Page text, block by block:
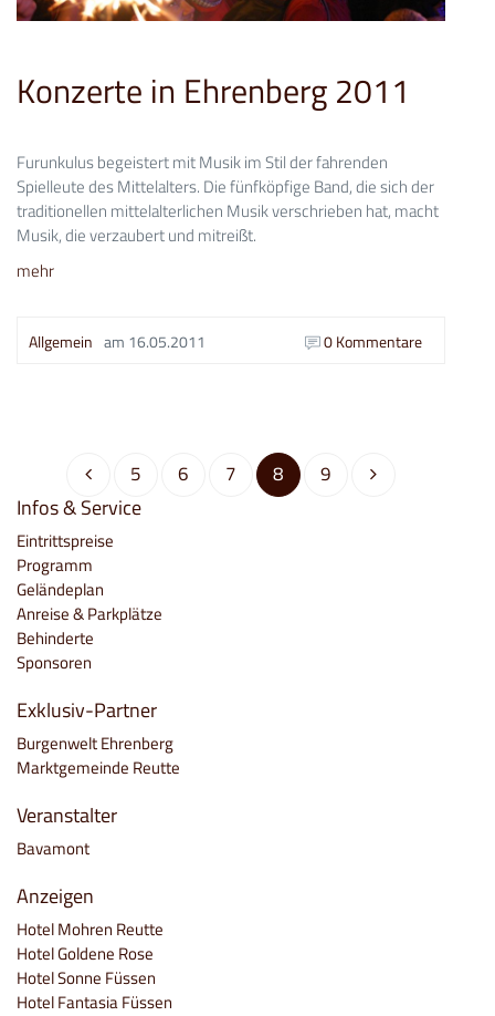
Konzerte in Ehrenberg 2011
Furunkulus begeistert mit Musik im Stil der fahrenden
Spielleute des Mittelalters. Die fünfköpfige Band, die sich der
traditionellen mittelalterlichen Musik verschrieben hat, macht
Musik, die verzaubert und mitreißt.
mehr
Allgemein am 16.05.2011 0 Kommentare
5 6 7 8 9
Infos & Service
Eintrittspreise
Programm
Geländeplan
Anreise & Parkplätze
Behinderte
Sponsoren
Exklusiv-Partner
Burgenwelt Ehrenberg
Marktgemeinde Reutte
Veranstalter
Bavamont
Anzeigen
Hotel Mohren Reutte
Hotel Goldene Rose
Hotel Sonne Füssen
Hotel Fantasia Füssen